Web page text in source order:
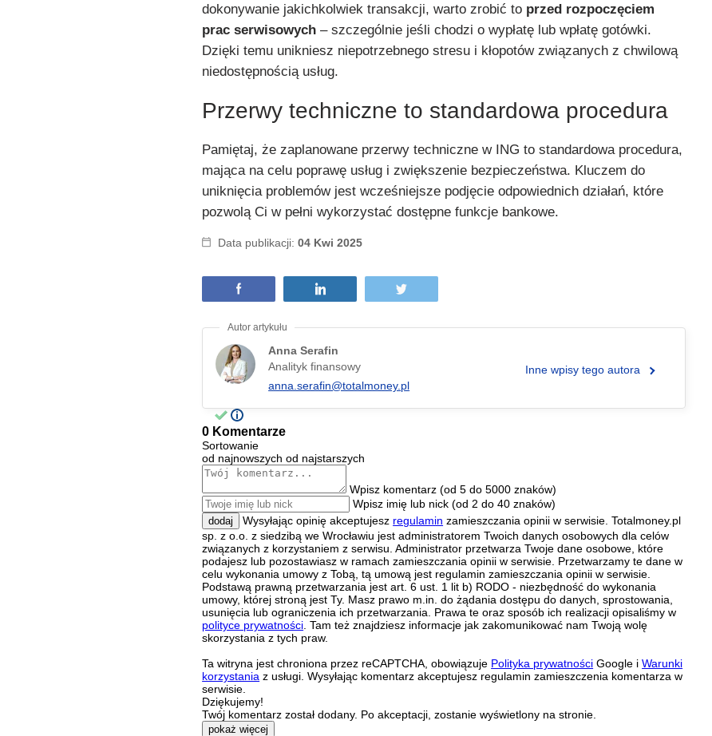
dokonywanie jakichkolwiek transakcji, warto zrobić to przed rozpoczęciem
prac serwisowych – szczególnie jeśli chodzi o wypłatę lub wpłatę gotówki.
Dzięki temu unikniesz niepotrzebnego stresu i kłopotów związanych z chwilową
niedostępnością usług.
Przerwy techniczne to standardowa procedura
Pamiętaj, że zaplanowane przerwy techniczne w ING to standardowa procedura,
mająca na celu poprawę usług i zwiększenie bezpieczeństwa. Kluczem do
uniknięcia problemów jest wcześniejsze podjęcie odpowiednich działań, które
pozwolą Ci w pełni wykorzystać dostępne funkcje bankowe.
Data publikacji:04 Kwi 2025
Anna Serafin
Analityk finansowy
anna.serafin@totalmoney.pl
Inne wpisy tego autora
0 Komentarze
Sortowanie
od najnowszych od najstarszych
Wpisz komentarz (od 5 do 5000 znaków)
Wpisz imię lub nick (od 2 do 40 znaków)
dodaj Wysyłając opinię akceptujesz regulamin zamieszczania opinii w serwisie. Totalmoney.pl
sp. z o.o. z siedzibą we Wrocławiu jest administratorem Twoich danych osobowych dla celów
związanych z korzystaniem z serwisu. Administrator przetwarza Twoje dane osobowe, które
podajesz lub pozostawiasz w ramach zamieszczania opinii w serwisie. Przetwarzamy te dane w
celu wykonania umowy z Tobą, tą umową jest regulamin zamieszczania opinii w serwisie.
Podstawą prawną przetwarzania jest art. 6 ust. 1 lit b) RODO - niezbędność do wykonania
umowy, której stroną jest Ty. Masz prawo m.in. do żądania dostępu do danych, sprostowania,
usunięcia lub ograniczenia ich przetwarzania. Prawa te oraz sposób ich realizacji opisaliśmy w
polityce prywatności . Tam też znajdziesz informacje jak zakomunikować nam Twoją wolę
skorzystania z tych praw.
Ta witryna jest chroniona przez reCAPTCHA, obowiązuje Polityka prywatności Google iWarunki
korzystania z usługi. Wysyłając komentarz akceptujesz regulamin zamieszczenia komentarza w
serwisie.
Dziękujemy!
Twój komentarz został dodany. Po akceptacji, zostanie wyświetlony na stronie.
pokaż więcej